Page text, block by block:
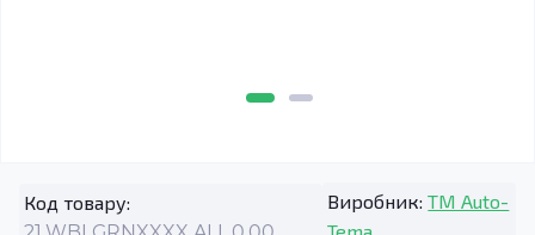
Код товару:
Виробник: TM Auto-